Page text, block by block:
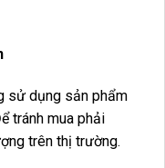
sử dụng sản phẩm
tránh mua phải
trên thị trường.